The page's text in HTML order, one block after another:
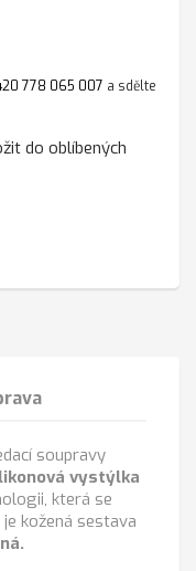
778 065 007 a sdělte
do oblíbených
soupravy
vystýlka
která se
kožená sestava